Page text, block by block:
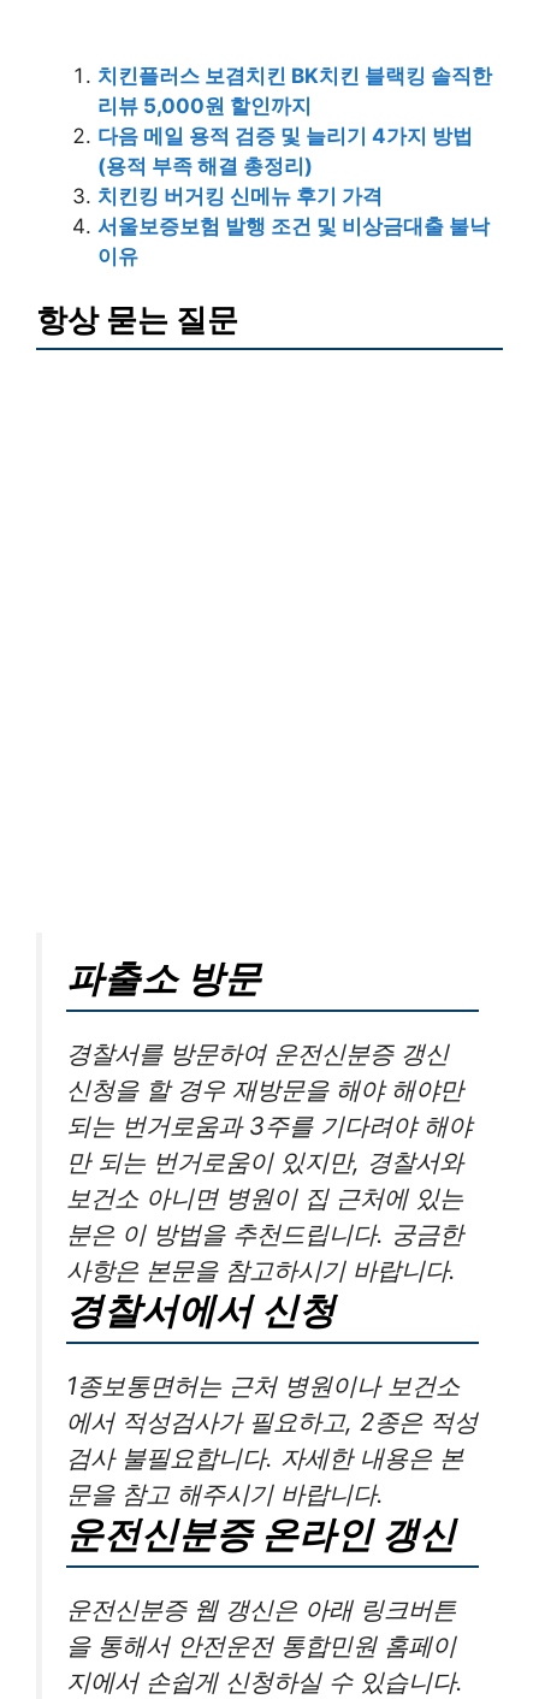
치킨플러스 보겸치킨 BK치킨 블랙킹 솔직한
리뷰 5,000원 할인까지
다음 메일 용적 검증 및 늘리기 4가지 방법
(용적 부족 해결 총정리)
치킨킹 버거킹 신메뉴 후기 가격
서울보증보험 발행 조건 및 비상금대출 불낙
이유
항상 묻는 질문
파출소 방문
경찰서를 방문하여 운전신분증 갱신
신청을 할 경우 재방문을 해야 해야만
되는 번거로움과 3주를 기다려야 해야
만 되는 번거로움이 있지만, 경찰서와
보건소 아니면 병원이 집 근처에 있는
분은 이 방법을 추천드립니다. 궁금한
사항은 본문을 참고하시기 바랍니다.
경찰서에서 신청
1종보통면허는 근처 병원이나 보건소
에서 적성검사가 필요하고, 2종은 적성
검사 불필요합니다. 자세한 내용은 본
문을 참고 해주시기 바랍니다.
운전신분증 온라인 갱신
운전신분증 웹 갱신은 아래 링크버튼
을 통해서 안전운전 통합민원 홈페이
지에서 손쉽게 신청하실 수 있습니다.